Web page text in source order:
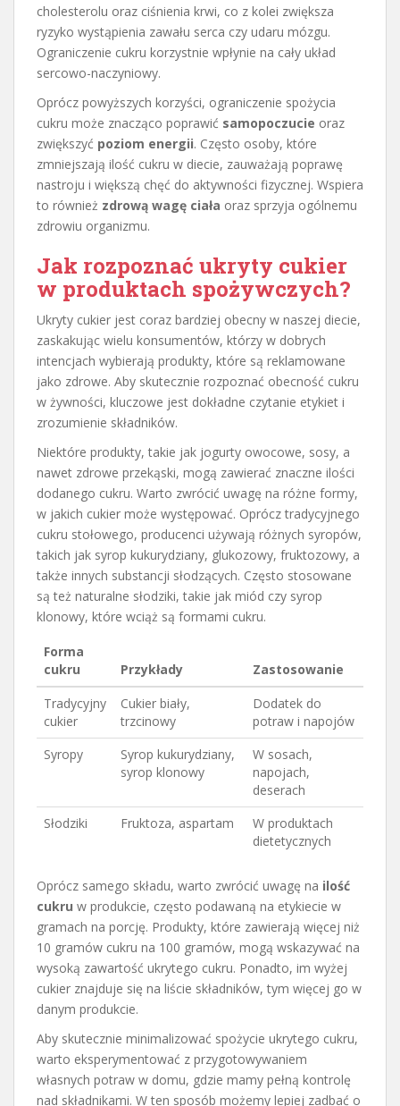
cholesterolu oraz ciśnienia krwi, co z kolei zwiększa
ryzyko wystąpienia zawału serca czy udaru mózgu.
Ograniczenie cukru korzystnie wpłynie na cały układ
sercowo-naczyniowy.
Oprócz powyższych korzyści, ograniczenie spożycia
cukru może znacząco poprawić samopoczucie oraz
zwiększyć poziom energii. Często osoby, które
zmniejszają ilość cukru w diecie, zauważają poprawę
nastroju i większą chęć do aktywności fizycznej. Wspiera
to również zdrową wagę ciała oraz sprzyja ogólnemu
zdrowiu organizmu.
Jak rozpoznać ukryty cukier
w produktach spożywczych?
Ukryty cukier jest coraz bardziej obecny w naszej diecie,
zaskakując wielu konsumentów, którzy w dobrych
intencjach wybierają produkty, które są reklamowane
jako zdrowe. Aby skutecznie rozpoznać obecność cukru
w żywności, kluczowe jest dokładne czytanie etykiet i
zrozumienie składników.
Niektóre produkty, takie jak jogurty owocowe, sosy, a
nawet zdrowe przekąski, mogą zawierać znaczne ilości
dodanego cukru. Warto zwrócić uwagę na różne formy,
w jakich cukier może występować. Oprócz tradycyjnego
cukru stołowego, producenci używają różnych syropów,
takich jak syrop kukurydziany, glukozowy, fruktozowy, a
także innych substancji słodzących. Często stosowane
są też naturalne słodziki, takie jak miód czy syrop
klonowy, które wciąż są formami cukru.
Forma
cukru
Przykłady
Zastosowanie
Tradycyjny
cukier
Cukier biały,
trzcinowy
Dodatek do
potraw i napojów
Syropy
Syrop kukurydziany,
syrop klonowy
W sosach,
napojach,
deserach
Słodziki
Fruktoza, aspartam
W produktach
dietetycznych
Oprócz samego składu, warto zwrócić uwagę na ilość
cukru w produkcie, często podawaną na etykiecie w
gramach na porcję. Produkty, które zawierają więcej niż
10 gramów cukru na 100 gramów, mogą wskazywać na
wysoką zawartość ukrytego cukru. Ponadto, im wyżej
cukier znajduje się na liście składników, tym więcej go w
danym produkcie.
Aby skutecznie minimalizować spożycie ukrytego cukru,
warto eksperymentować z przygotowywaniem
własnych potraw w domu, gdzie mamy pełną kontrolę
nad składnikami. W ten sposób możemy lepiej zadbać o